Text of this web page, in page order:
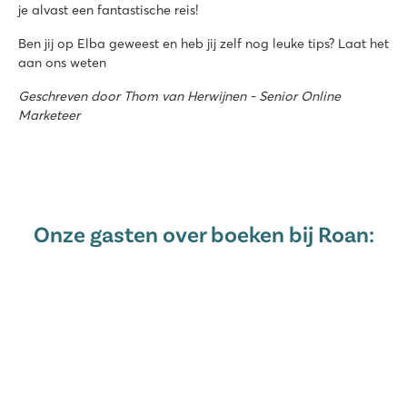
je alvast een fantastische reis!
Ben jij op Elba geweest en heb jij zelf nog leuke tips? Laat het
aan ons weten
Geschreven door Thom van Herwijnen - Senior Online
Marketeer
Onze gasten over boeken bij Roan: